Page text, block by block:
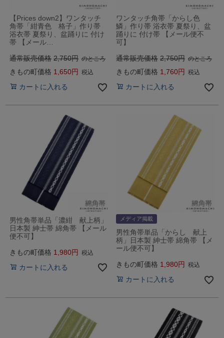
【Prices down2】ワンタッチ
角帯「紺青色 格子」作り帯
浴衣帯 夏祭り、盆踊りに 付け
帯 【メール…
通常販売価格 2,750 のところ
きもの町価格 1,650 税込
カートに入れる
ワンタッチ角帯「からし色
鱗」作り帯 浴衣帯 夏祭り、盆
踊りに 付け帯 【メール便不
可】
通常販売価格 2,750 のところ
きもの町価格 1,760 税込
カートに入れる
男性角帯単品「濃紺 献上柄」
日本製 紳士帯 綿角帯 【メール
便不可】
きもの町価格 1,980 税込
カートに入れる
メディア掲載
男性角帯単品「からし 献上
柄」日本製 紳士帯 綿角帯 【メ
ール便不可】
きもの町価格 1,980 税込
カートに入れる